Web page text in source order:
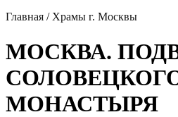
Главная /Храмы г. Москвы
МОСКВА.
МОНАСТЫРЯ